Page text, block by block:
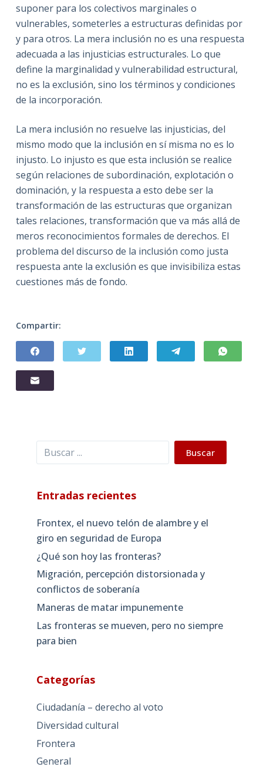
suponer para los colectivos marginales o
vulnerables, someterles a estructuras definidas por
y para otros. La mera inclusión no es una respuesta
adecuada a las injusticias estructurales. Lo que
define la marginalidad y vulnerabilidad estructural,
no es la exclusión, sino los términos y condiciones
de la incorporación.
La mera inclusión no resuelve las injusticias, del
mismo modo que la inclusión en sí misma no es lo
injusto. Lo injusto es que esta inclusión se realice
según relaciones de subordinación, explotación o
dominación, y la respuesta a esto debe ser la
transformación de las estructuras que organizan
tales relaciones, transformación que va más allá de
meros reconocimientos formales de derechos. El
problema del discurso de la inclusión como justa
respuesta ante la exclusión es que invisibiliza estas
cuestiones más de fondo.
Compartir:
Buscar Buscar
Entradas recientes
Frontex, el nuevo telón de alambre y el
giro en seguridad de Europa
¿Qué son hoy las fronteras?
Migración, percepción distorsionada y
conflictos de soberanía
Maneras de matar impunemente
Las fronteras se mueven, pero no siempre
para bien
Categorías
Ciudadanía – derecho al voto
Diversidad cultural
Frontera
General